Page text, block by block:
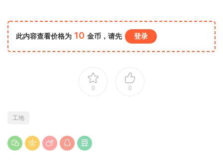
此内容查看价格为 10 金币，请先 登录
0 0
工地